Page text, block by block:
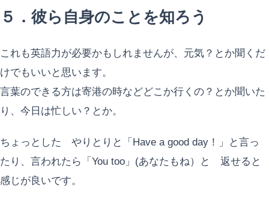
５．彼ら自身のことを知ろう
これも英語力が必要かもしれませんが、元気？とか聞くだ
けでもいいと思います。
言葉のできる方は寄港の時などどこか行くの？とか聞いた
り、今日は忙しい？とか。
ちょっとした やりとりと「Have a good day！」と言っ
たり、言われたら「You too」(あなたもね）と 返せると
感じが良いです。